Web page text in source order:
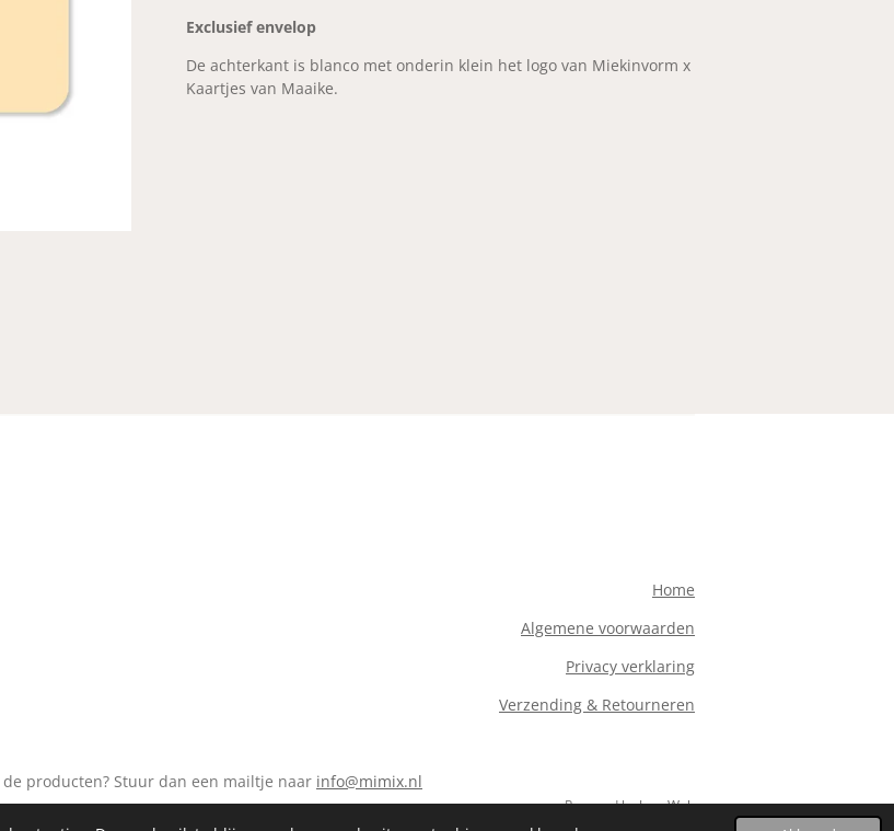
Exclusief envelop
De achterkant is blanco met onderin klein het logo van Miekinvorm x
Kaartjes van Maaike.
Home
Algemene voorwaarden
Privacy verklaring
Verzending & Retourneren
producten? Stuur dan een mailtje naar info@mimix.nl
Powered byJouwWeb